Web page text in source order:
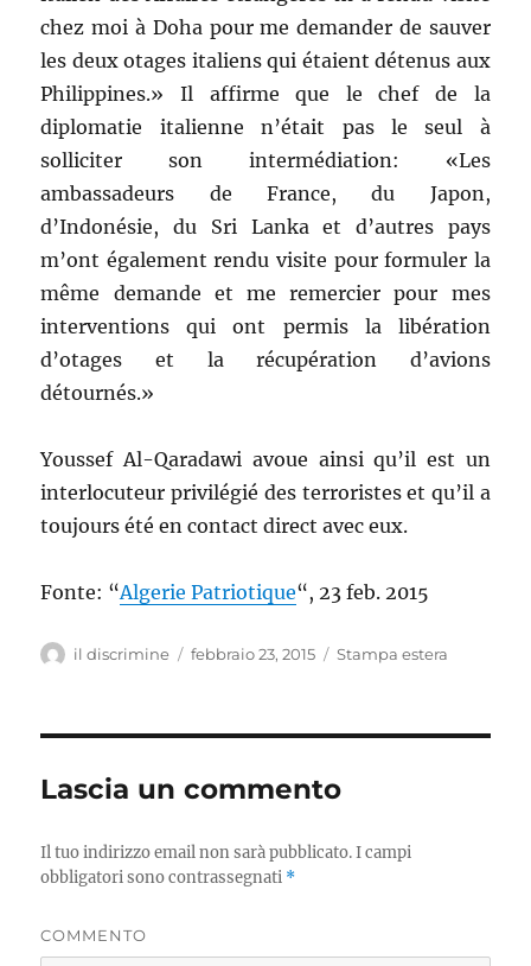
chez moi à Doha pour me demander de sauver
les deux otages italiens qui étaient détenus aux
Philippines.» Il affirme que le chef de la
diplomatie italienne n’était pas le seul à
solliciter son intermédiation: «Les
ambassadeurs de France, du Japon,
d’Indonésie, du Sri Lanka et d’autres pays
m’ont également rendu visite pour formuler la
même demande et me remercier pour mes
interventions qui ont permis la libération
d’otages et la récupération d’avions
détournés.»
Youssef Al-Qaradawi avoue ainsi qu’il est un
interlocuteur privilégié des terroristes et qu’il a
toujours été en contact direct avec eux.
Fonte: “Algerie Patriotique“, 23 feb. 2015
Autore
il discrimine
Pubblicato
febbraio 23, 2015 Categorie
Stampa estera
Lascia un commento
Il tuo indirizzo email non sarà pubblicato.I campi
obbligatori sono contrassegnati *
COMMENTO